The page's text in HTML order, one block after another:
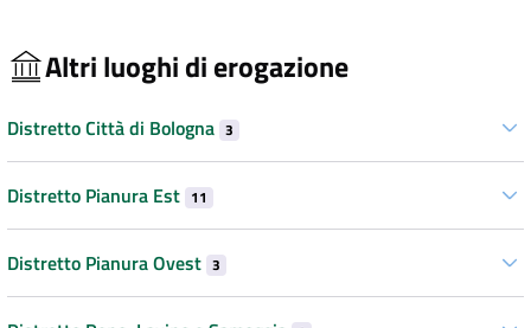
Altri luoghi di erogazione
Distretto Città di Bologna 3
Distretto Pianura Est 11
Distretto Pianura Ovest 3